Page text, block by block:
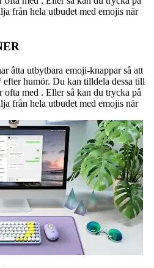
från hela utbudet med emojis när
åtta utbytbara emoji-knappar så att
humör. Du kan tilldela dessa till
med . Eller så kan du trycka på
från hela utbudet med emojis när